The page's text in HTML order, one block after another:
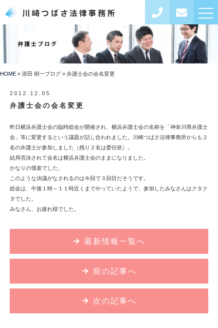
HOME 添田 樹一ブログ 弁護士会の会名変更
2012.12.05
弁護士会の会名変更
昨日横浜弁護士会の臨時総会が開催され、横浜弁護士会の名称を「神奈川県弁護士
会」等に変更するという議題が話し合われました。川崎つばさ法律事務所からも２
名の弁護士が参加しました（残り２名は委任状）。
結局否決されて会名は横浜弁護士会のままになりました。
かなりの僅差でした。
このような決議がなされるのは今回で３回目だそうです。
総会は、午後１時～１１時近くまでやっていたようで、参加したみなさんはクタク
タでした。
みなさん、お疲れ様でした。
最新情報一覧へ
前の記事へ
次の記事へ